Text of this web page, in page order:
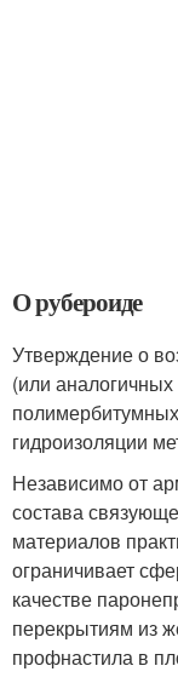
О рубероиде
Утверждение о
(или
гидроизоляции
Независимо от
состава
материалов
ограничивает
качестве
перекрытиям из
профнастила в